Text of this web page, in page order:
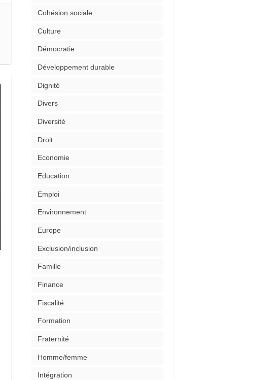
Cohésion sociale
Culture
Démocratie
Développement durable
Dignité
Divers
Diversité
Droit
Economie
Education
Emploi
Environnement
Europe
Exclusion/inclusion
Famille
Finance
Fiscalité
Formation
Fraternité
Homme/femme
Intégration